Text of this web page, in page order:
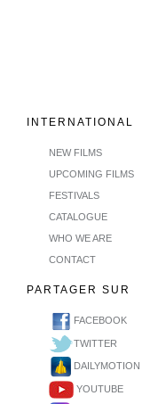
INTERNATIONAL
NEW FILMS
UPCOMING FILMS
FESTIVALS
CATALOGUE
WHO WE ARE
CONTACT
PARTAGER SUR
FACEBOOK
TWITTER
DAILYMOTION
YOUTUBE